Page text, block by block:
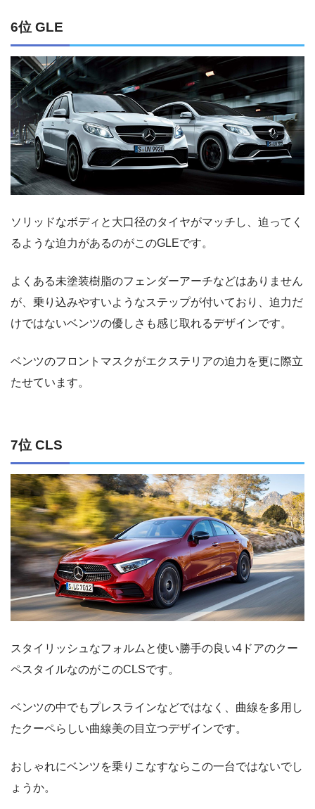
6位 GLE
ソリッドなボディと大口径のタイヤがマッチし、迫ってく
るような迫力があるのがこのGLEです。
よくある未塗装樹脂のフェンダーアーチなどはありません
が、乗り込みやすいようなステップが付いており、迫力だ
けではないベンツの優しさも感じ取れるデザインです。
ベンツのフロントマスクがエクステリアの迫力を更に際立
たせています。
7位 CLS
スタイリッシュなフォルムと使い勝手の良い4ドアのクー
ペスタイルなのがこのCLSです。
ベンツの中でもプレスラインなどではなく、曲線を多用し
たクーペらしい曲線美の目立つデザインです。
おしゃれにベンツを乗りこなすならこの一台ではないでし
ょうか。